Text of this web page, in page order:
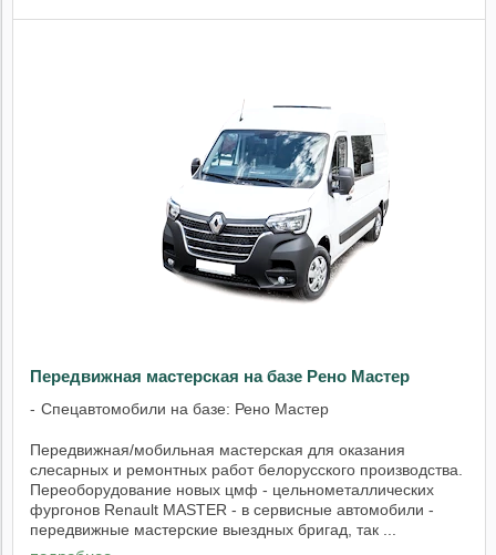
Передвижная мастерская на базе Рено Мастер
Спецавтомобили на базе: Рено Мастер
Передвижная/мобильная мастерская для оказания
слесарных и ремонтных работ белорусского производства.
Переоборудование новых цмф - цельнометаллических
фургонов Renault MASTER - в сервисные автомобили -
передвижные мастерские выездных бригад, так ...